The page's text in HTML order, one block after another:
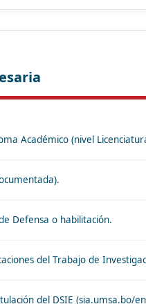
Académico (nivel
Defensa o habilitación.
del Trabajo de
del DSIE (sia.umsa.bo/